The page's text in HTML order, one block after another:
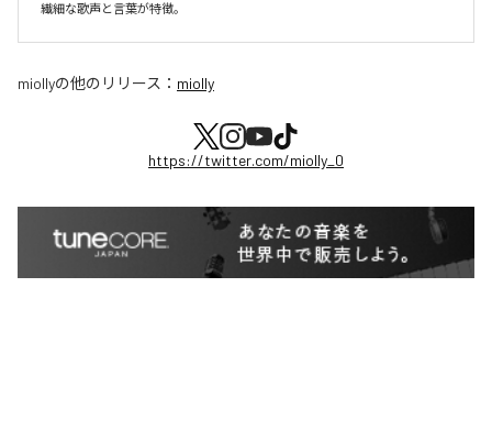
miollyの他のリリース： miolly
https://twitter.com/miolly_0